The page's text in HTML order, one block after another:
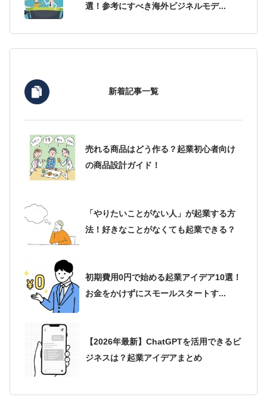
選！参考にすべき海外ビジネルモデ...
新着記事一覧
売れる商品はどう作る？起業初心者向け
の商品設計ガイド！
「やりたいことがない人」が起業する方
法！好きなことがなくても起業できる？
初期費用0円で始める起業アイデア10選！
お金をかけずにスモールスタートす...
【2026年最新】ChatGPTを活用できるビ
ジネスは？起業アイデアまとめ